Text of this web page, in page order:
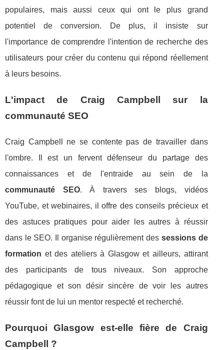
populaires, mais aussi ceux qui ont le plus grand
potentiel de conversion. De plus, il insiste sur
l'importance de comprendre l'intention de recherche des
utilisateurs pour créer du contenu qui répond réellement
à leurs besoins.
L'impact de Craig Campbell sur la
communauté SEO
Craig Campbell ne se contente pas de travailler dans
l'ombre. Il est un fervent défenseur du partage des
connaissances et de l'entraide au sein de la
communauté SEO. À travers ses blogs, vidéos
YouTube, et webinaires, il offre des conseils précieux et
des astuces pratiques pour aider les autres à réussir
dans le SEO. Il organise régulièrement des sessions de
formation et des ateliers à Glasgow et ailleurs, attirant
des participants de tous niveaux. Son approche
pédagogique et son désir sincère de voir les autres
réussir font de lui un mentor respecté et recherché.
Pourquoi Glasgow est-elle fière de Craig
Campbell ?